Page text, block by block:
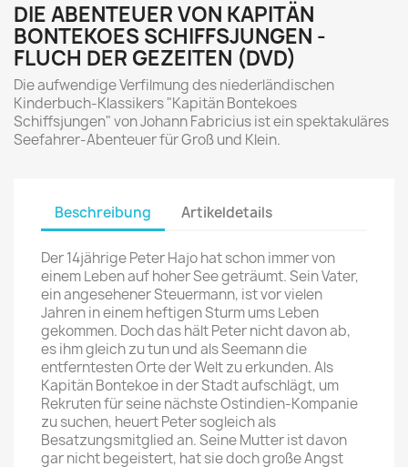
DIE ABENTEUER VON KAPITÄN
BONTEKOES SCHIFFSJUNGEN -
FLUCH DER GEZEITEN (DVD)
Die aufwendige Verfilmung des niederländischen
Kinderbuch-Klassikers "Kapitän Bontekoes
Schiffsjungen" von Johann Fabricius ist ein spektakuläres
Seefahrer-Abenteuer für Groß und Klein.
Beschreibung Artikeldetails
Der 14jährige Peter Hajo hat schon immer von
einem Leben auf hoher See geträumt. Sein Vater,
ein angesehener Steuermann, ist vor vielen
Jahren in einem heftigen Sturm ums Leben
gekommen. Doch das hält Peter nicht davon ab,
es ihm gleich zu tun und als Seemann die
entferntesten Orte der Welt zu erkunden. Als
Kapitän Bontekoe in der Stadt aufschlägt, um
Rekruten für seine nächste Ostindien-Kompanie
zu suchen, heuert Peter sogleich als
Besatzungsmitglied an. Seine Mutter ist davon
gar nicht begeistert, hat sie doch große Angst